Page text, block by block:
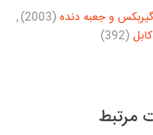
گیربکس و جعبه دنده (2003)
,
(392)
مرتبط